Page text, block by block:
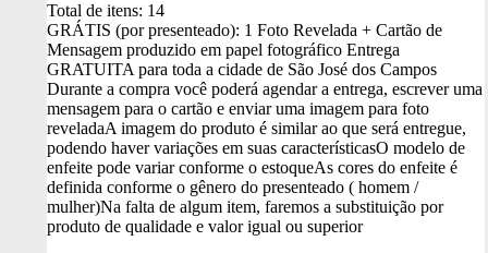
Total de itens: 14
GRÁTIS (por presenteado): 1 Foto Revelada + Cartão de
Mensagem produzido em papel fotográfico Entrega
GRATUITA para toda a cidade de São José dos Campos
Durante a compra você poderá agendar a entrega, escrever uma
mensagem para o cartão e enviar uma imagem para foto
reveladaA imagem do produto é similar ao que será entregue,
podendo haver variações em suas característicasO modelo de
enfeite pode variar conforme o estoqueAs cores do enfeite é
definida conforme o gênero do presenteado ( homem /
mulher)Na falta de algum item, faremos a substituição por
produto de qualidade e valor igual ou superior